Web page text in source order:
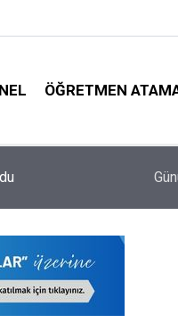
ÖĞRETMEN
Bu Yıl En